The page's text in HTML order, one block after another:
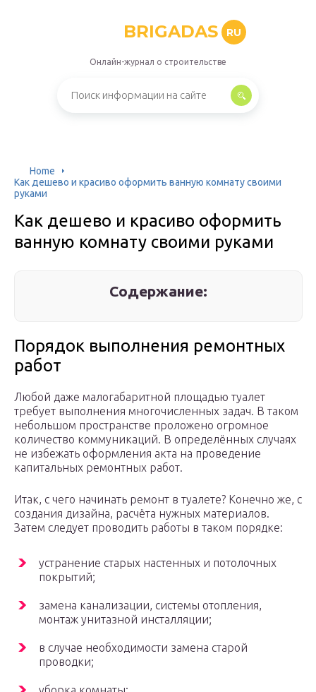
BRIGADAS RU
Онлайн-журнал о строительстве
Home
Как дешево и красиво оформить ванную комнату своими
руками
Как дешево и красиво оформить
ванную комнату своими руками
Содержание:
Порядок выполнения ремонтных
работ
Любой даже малогабаритной площадью туалет
требует выполнения многочисленных задач. В таком
небольшом пространстве проложено огромное
количество коммуникаций. В определённых случаях
не избежать оформления акта на проведение
капитальных ремонтных работ.
Итак, с чего начинать ремонт в туалете? Конечно же, с
создания дизайна, расчёта нужных материалов.
Затем следует проводить работы в таком порядке:
устранение старых настенных и потолочных
покрытий;
замена канализации, системы отопления,
монтаж унитазной инсталляции;
в случае необходимости замена старой
проводки;